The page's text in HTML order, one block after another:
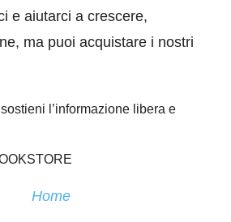
e aiutarci a crescere,
ma puoi acquistare i nostri
l’informazione libera e
Home